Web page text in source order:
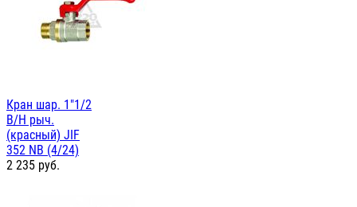
Кран шар. 1"1/2
В/Н рыч.
(красный) JIF
352 NB (4/24)
2 235 руб.